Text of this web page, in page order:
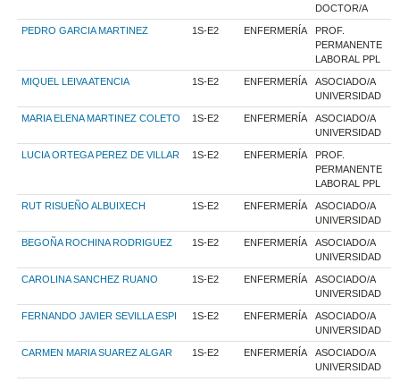
DOCTOR/A
PEDRO GARCIA MARTINEZ 1S-E2 ENFERMERÍA
PROF.
PERMANENTE
LABORAL PPL
MIQUEL LEIVA ATENCIA 1S-E2 ENFERMERÍA
ASOCIADO/A
UNIVERSIDAD
MARIA ELENA MARTINEZ COLETO 1S-E2 ENFERMERÍA
ASOCIADO/A
UNIVERSIDAD
LUCIA ORTEGA PEREZ DE VILLAR 1S-E2 ENFERMERÍA
PROF.
PERMANENTE
LABORAL PPL
RUT RISUEÑO ALBUIXECH 1S-E2 ENFERMERÍA
ASOCIADO/A
UNIVERSIDAD
BEGOÑA ROCHINA RODRIGUEZ 1S-E2 ENFERMERÍA
ASOCIADO/A
UNIVERSIDAD
CAROLINA SANCHEZ RUANO 1S-E2 ENFERMERÍA
ASOCIADO/A
UNIVERSIDAD
FERNANDO JAVIER SEVILLA ESPI 1S-E2 ENFERMERÍA
ASOCIADO/A
UNIVERSIDAD
CARMEN MARIA SUAREZ ALGAR 1S-E2 ENFERMERÍA
ASOCIADO/A
UNIVERSIDAD